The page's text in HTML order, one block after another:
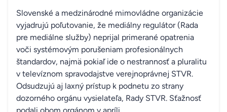
Slovenské a medzinárodné mimovládne organizácie
vyjadrujú poľutovanie, že mediálny regulátor (Rada
pre mediálne služby) neprijal primerané opatrenia
voči systémovým porušeniam profesionálnych
štandardov, najmä pokiaľ ide o nestrannosť a pluralitu
v televíznom spravodajstve verejnoprávnej STVR.
Odsudzujú aj laxný prístup k podnetu zo strany
dozorného orgánu vysielateľa, Rady STVR. Sťažnosť